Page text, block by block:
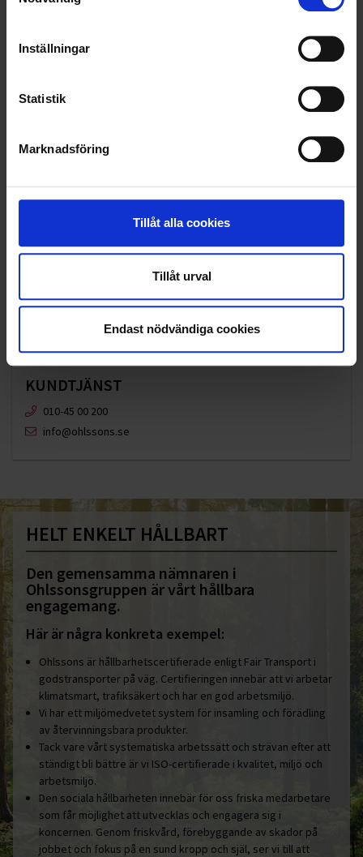
Inställningar
Statistik
Marknadsföring
Tillåt alla cookies
Tillåt urval
Endast nödvändiga cookies
RENHÅLLNING
SAMARBETEN
KUNDTJÄNST
010-45 00 200​
info@ohlssons.se
HELT ENKELT HÅLLBART
Den gemensamma nämnaren i
Ohlssonsgruppen är vårt hållbara
engagemang.
Här är några konkreta exempel:
Ohlssons är hållbarhetscertifierade enligt Fair Transport i
godstransporter på väg. Certifieringen innebär att vi arbetar
klimatsmart, trafiksäkert och har en god arbetsmiljö.
Vi har ett miljömedvetet system för insamling och förädling
av återvinningsbara produkter.
Tack vare vårt systematiska arbetssätt och strävan efter att
ständigt bli bättre är vi ISO-certifierade i kvalitet, miljö och
arbetsmiljö.
Den sociala hållbarheten innebär för oss friska medarbetare
som får möjlighet att utvecklas och engagera sig i
koncernen. Genom friskvård, förebyggande av skador på
jobbet och fokus på en sund kropp och själ, ser vi till att